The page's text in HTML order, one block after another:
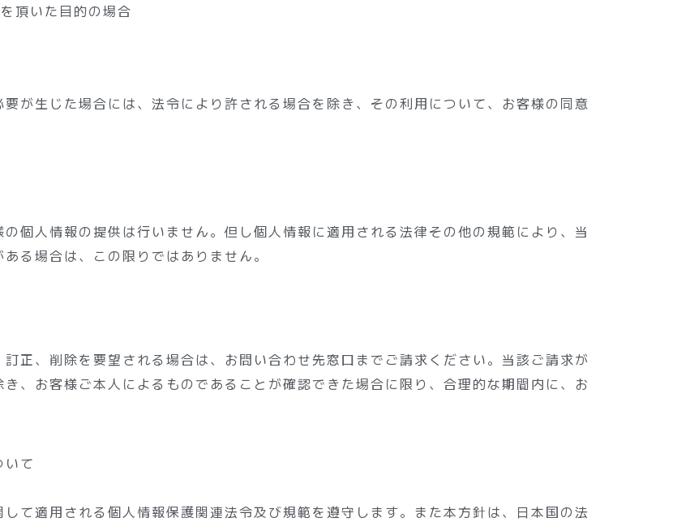
頂いた目的の場合
が生じた場合には、法令により許される場合を除き、その利用について、お客様の同意
個人情報の提供は行いません。但し個人情報に適用される法律その他の規範により、当
る場合は、この限りではありません。
正、削除を要望される場合は、お問い合わせ先窓口までご請求ください。当該ご請求が
、お客様ご本人によるものであることが確認できた場合に限り、合理的な期間内に、お
て
て適用される個人情報保護関連法令及び規範を遵守します。また本方針は、日本国の法